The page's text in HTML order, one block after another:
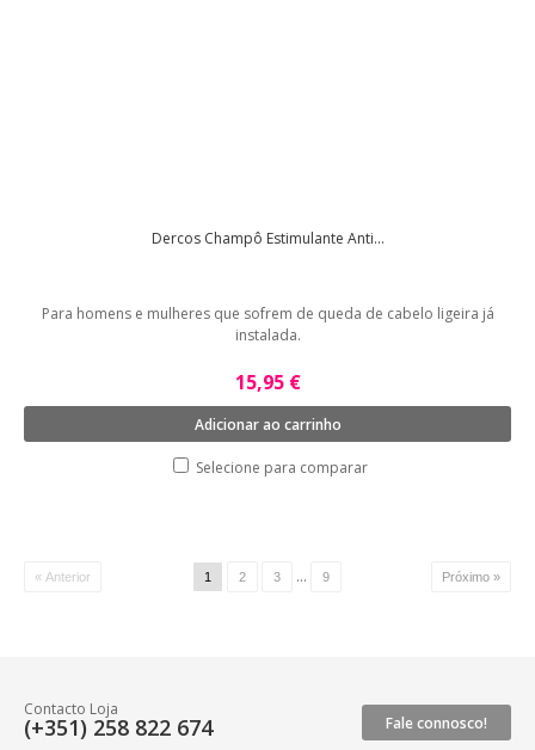
Dercos Champô Estimulante Anti...
Para homens e mulheres que sofrem de queda de cabelo ligeira já
instalada.
15,95 €
Adicionar ao carrinho
Selecione para comparar
« Anterior 1 2 3 ... 9 Próximo »
Fale connosco!
Contacto Loja
(+351) 258 822 674